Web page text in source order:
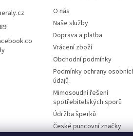
O nás
Naše služby
Doprava a platba
Vrácení zboží
Obchodní podmínky
Podmínky ochrany
údajů
Mimosoudní řešení
spotřebitelských sporů
Údržba šperků
České puncovní značky